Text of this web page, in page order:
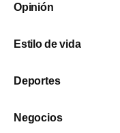
Opinión
Estilo de vida
Deportes
Negocios